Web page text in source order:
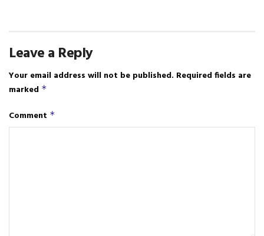
Leave a Reply
Your email address will not be published. Required fields are
marked *
Comment *